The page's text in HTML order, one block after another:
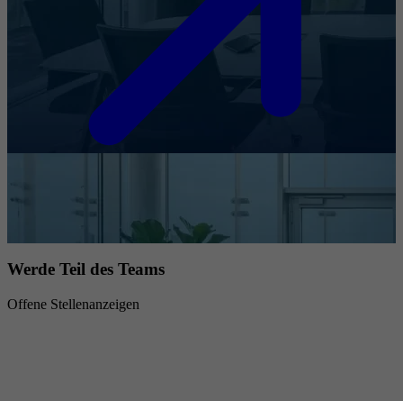
Werde Teil des Teams
Offene Stellenanzeigen